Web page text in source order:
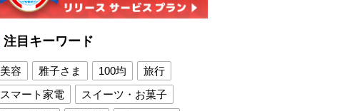
注目キーワード
美容 雅子さま 100均
旅行
スマート家電
スイーツ・お菓子